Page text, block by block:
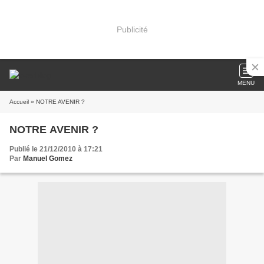
Publicité
MENU
Accueil » NOTRE AVENIR ?
NOTRE AVENIR ?
Publié le 21/12/2010 à 17:21
Par Manuel Gomez